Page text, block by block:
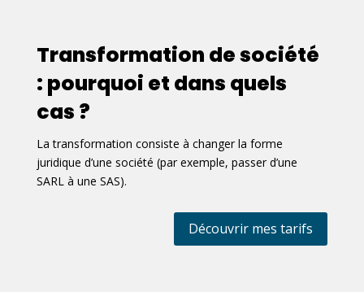
Transformation de société
: pourquoi et dans quels
cas ?
La transformation consiste à changer la forme
juridique d’une société (par exemple, passer d’une
SARL à une SAS).
Découvrir mes tarifs